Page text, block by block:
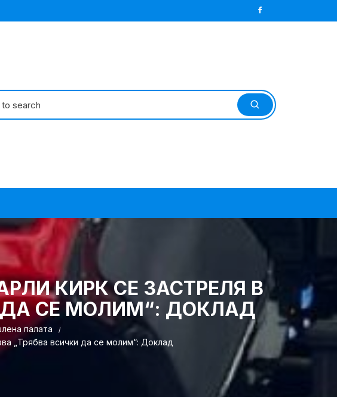
КИРК СЕ ЗАСТРЕЛЯ В
ДА СЕ МОЛИМ“: ДОКЛАД
палaта
„Трябва всички да се молим“: Доклад